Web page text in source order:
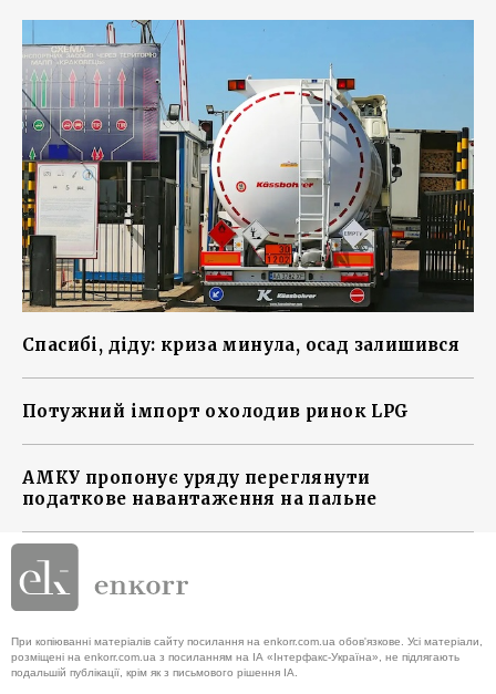
Спасибі, діду: криза минула, осад залишився
Потужний імпорт охолодив ринок LPG
АМКУ пропонує уряду переглянути
податкове навантаження на пальне
При копіюванні матеріалів сайту посилання на enkorr.com.ua обов'язкове. Усі матеріали,
розміщені на enkorr.com.ua з посиланням на ІА «Інтерфакс-Україна», не підлягають
подальшій публікації, крім як з письмового рішення ІА.